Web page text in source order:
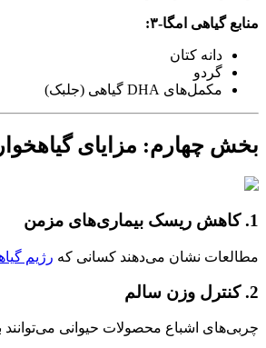
منابع گیاهی امگا-۳:
دانه کتان
گردو
مکمل‌های DHA گیاهی (جلبک)
بخش چهارم: مزایای
1. کاهش ریسک بیماری‌های مزمن
مطالعات نشان می‌دهند کسانی که رژیم
2. کنترل وزن سالم
چربی‌های اشباع محصولات حیوانی